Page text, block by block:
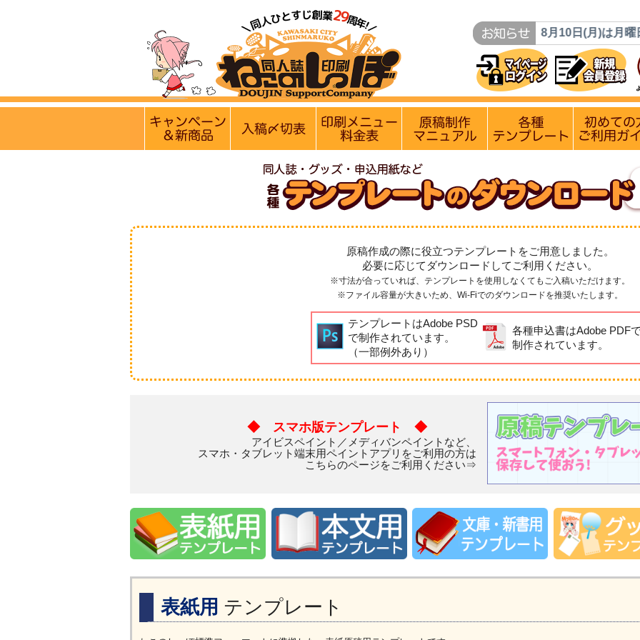
【営業日・休業日のお知らせ】 8月9日(日)は定休日です。8月10日(月)は月曜日ですが営業
原稿作成の際に役立つテンプレートをご用意しました。
必要に応じてダウンロードしてご利用ください。
※寸法が合っていれば、テンプレートを使用しなくてもご入稿いただけます。
※ファイル容量が大きいため、Wi-Fiでのダウンロードを推奨いたします。
テンプレートはAdobe PSD
で制作されています。
（一部例外あり）
各種申込書はAdobe PDF
制作されています。
◆ スマホ版テンプレート ◆
アイビスペイント／メディバンペイントなど、
スマホ・タブレット端末用ペイントアプリをご利用の方は
こちらのページをご利用ください⇒
表紙用 テンプレート